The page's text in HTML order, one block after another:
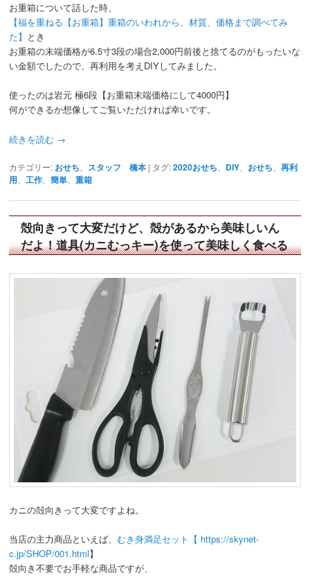
お重箱について話した時、
【福を重ねる【お重箱】重箱のいわれから、材質、価格まで調べてみ
た】 とき
お重箱の末端価格が6.5寸3段の場合2,000円前後と捨てるのがもったいな
い金額でしたので、再利用を考えDIYしてみました。
使ったのは岩元 極6段【お重箱末端価格にして4000円】
何ができるか想像してご覧いただければ幸いです。
続きを読む →
カテゴリー: おせち スタッフ 橋本 | タグ: 2020おせち DIY おせち 、再利
用 、工作 、簡単 、重箱
殻向きって大変だけど、殻があるから美味しいん
だよ！道具(カニむっキー)を使って美味しく食べる
カニの殻向きって大変ですよね。
当店の主力商品といえば、むき身満足セット【 https://skynet-
c.jp/SHOP/001.html】
殻向き不要でお手軽な商品ですが、